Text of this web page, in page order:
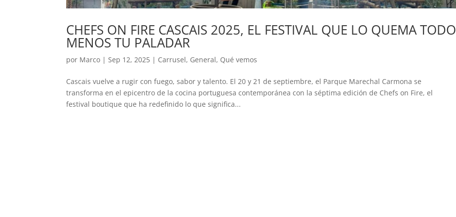
CHEFS ON FIRE CASCAIS 2025, EL FESTIVAL QUE LO QUEMA TODO
MENOS TU PALADAR
por Marco |Sep 12, 2025 | Carrusel, General, Qué vemos
Cascais vuelve a rugir con fuego, sabor y talento. El 20 y 21 de septiembre, el Parque Marechal Carmona se
transforma en el epicentro de la cocina portuguesa contemporánea con la séptima edición de Chefs on Fire, el
festival boutique que ha redefinido lo que significa...